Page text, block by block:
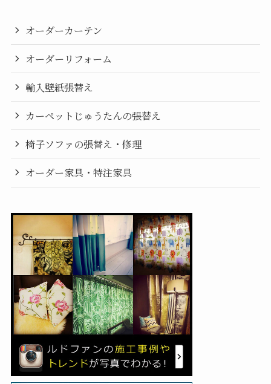
オーダーカーテン
オーダーリフォーム
輸入壁紙張替え
カーペットじゅうたんの張替え
椅子ソファの張替え・修理
オーダー家具・特注家具